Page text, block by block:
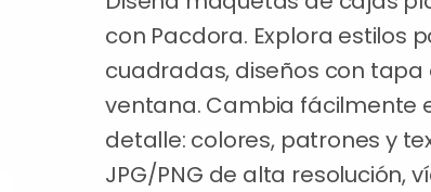
con Pacdora. Explora estilos
cuadradas, diseños con
ventana. Cambia fácilmente
detalle: colores, patrones y
JPG/PNG de alta resolución,